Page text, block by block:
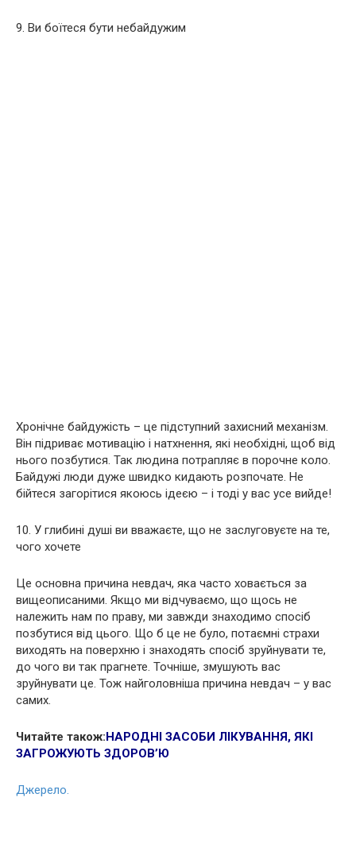
9. Ви боїтеся бути небайдужим
Хронічне байдужість – це підступний захисний механізм.
Він підриває мотивацію і натхнення, які необхідні, щоб від
нього позбутися. Так людина потрапляє в порочне коло.
Байдужі люди дуже швидко кидають розпочате. Не
бійтеся загорітися якоюсь ідеєю – і тоді у вас усе вийде!
10. У глибині душі ви вважаєте, що не заслуговуєте на те,
чого хочете
Це основна причина невдач, яка часто ховається за
вищеописаними. Якщо ми відчуваємо, що щось не
належить нам по праву, ми завжди знаходимо спосіб
позбутися від цього. Що б це не було, потаємні страхи
виходять на поверхню і знаходять спосіб зруйнувати те,
до чого ви так прагнете. Точніше, змушують вас
зруйнувати це. Тож найголовніша причина невдач – у вас
самих.
Читайте також:НАРОДНІ ЗАСОБИ ЛІКУВАННЯ, ЯКІ
ЗАГРОЖУЮТЬ ЗДОРОВ’Ю
Джерело.